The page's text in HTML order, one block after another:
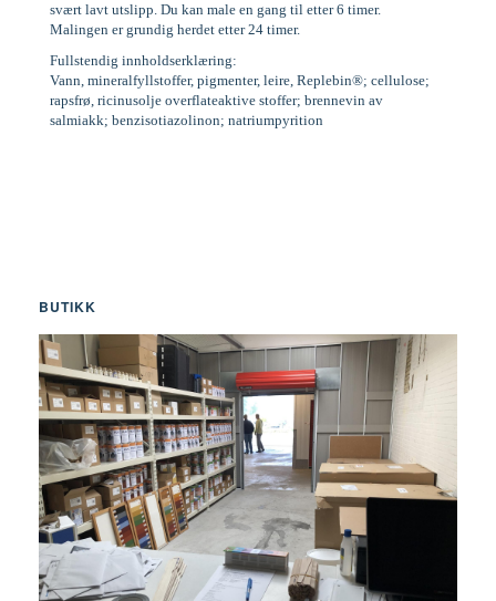
svært lavt utslipp. Du kan male en gang til etter 6 timer.
Malingen er grundig herdet etter 24 timer.
Fullstendig innholdserklæring:
Vann, mineralfyllstoffer, pigmenter, leire, Replebin®; cellulose;
rapsfrø, ricinusolje overflateaktive stoffer; brennevin av
salmiakk; benzisotiazolinon; natriumpyrition
BUTIKK